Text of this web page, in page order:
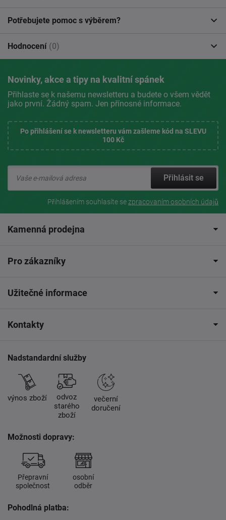
Potřebujete pomoc s výběrem?
Hodnocení (0)
Novinky, akce a tipy na kvalitní spánek
Přihlaste se k našemu newsletteru a budete o všem vědět
jako první. Žádný spam. Jen přínosné informace.
Po přihlášení se k newsletteru vám zašleme kód na SLEVU
100 Kč
Přihlásit se
Přihlášením souhlasíte sezpracovaním osobních údajů
Kamenná prodejna
Pro zákazníky
Užitečné informace
Kontakty
Nadstandardní služby
výnos zboží
odvoz
starého
zboží
večerní
doručení
Možnosti dopravy:
Přepravní
společnost
osobní
odběr
Pohodlná platba: